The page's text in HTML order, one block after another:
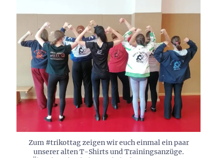
Zum #trikottag zeigen wir euch einmal ein paar
unserer alten T-Shirts und Trainingsanzüge.